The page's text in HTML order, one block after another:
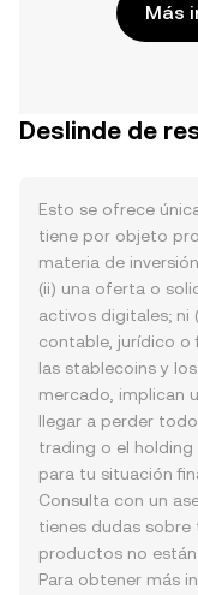
Más
Deslinde de
Esto se ofrece
tiene por objeto
materia de
(ii) una oferta o
activos digitales; ni
contable, jurídico o
las stablecoins y
mercado, implican
llegar a perder
trading o el
para tu situación
Consulta con un
tienes dudas sobre
productos no
Para obtener más